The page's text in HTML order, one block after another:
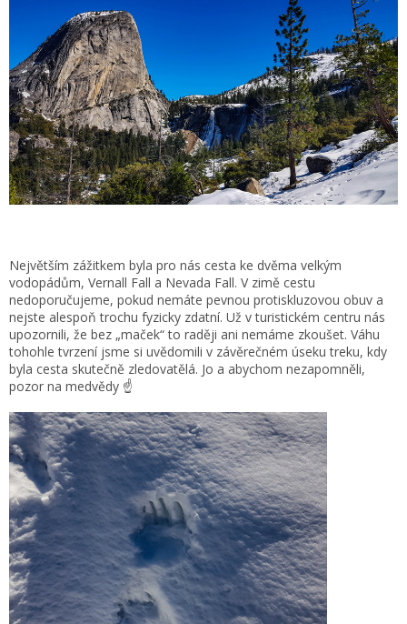
Největším zážitkem byla pro nás cesta ke dvěma velkým
vodopádům, Vernall Fall a Nevada Fall. V zimě cestu
nedoporučujeme, pokud nemáte pevnou protiskluzovou obuv a
nejste alespoň trochu fyzicky zdatní. Už v turistickém centru nás
upozornili, že bez „maček“ to raději ani nemáme zkoušet. Váhu
tohohle tvrzení jsme si uvědomili v závěrečném úseku treku, kdy
byla cesta skutečně zledovatělá. Jo a abychom nezapomněli,
pozor na medvědy ☝